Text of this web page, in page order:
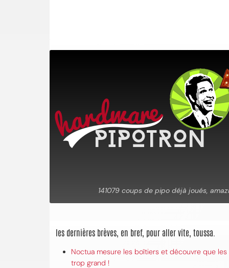
les dernières brèves, en bref, pour aller vite, toussa.
Noctua mesure les boîtiers et découvre que
trop grand !